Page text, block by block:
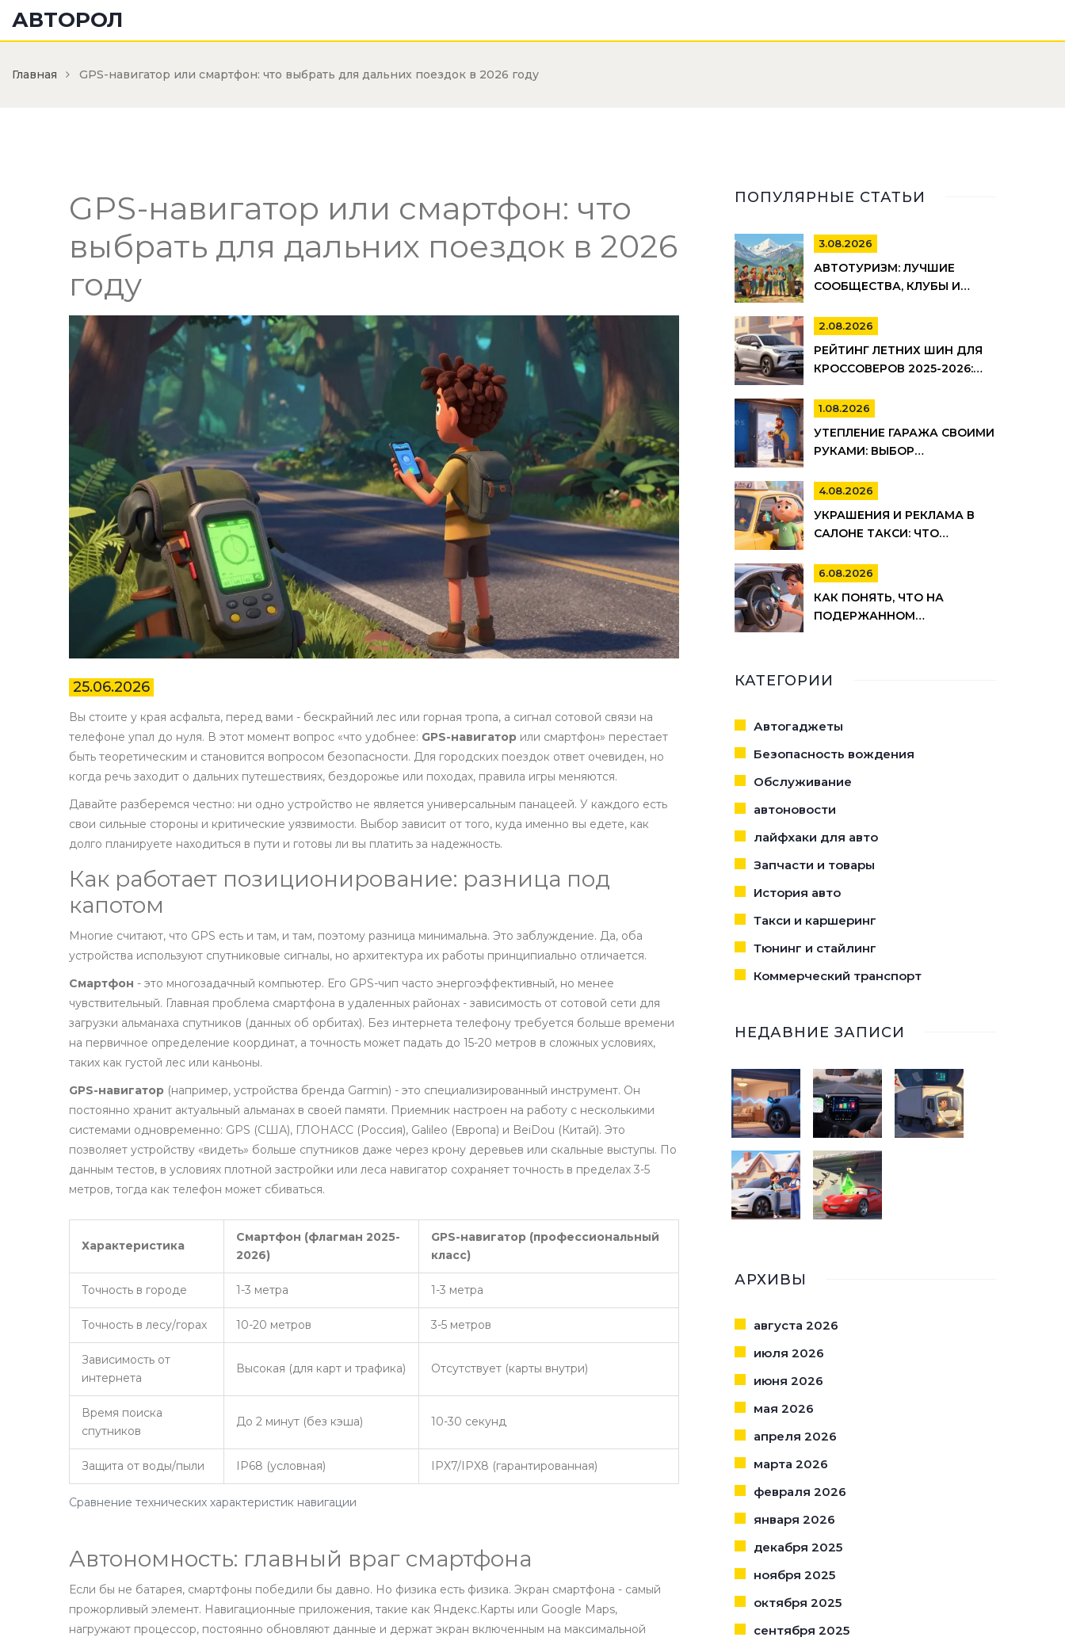
АВТОРОЛ
Главная GPS-навигатор или смартфон: что выбрать для дальних поездок в 2026 году
GPS-навигатор или смартфон: что
выбрать для дальних поездок в 2026
году
25.06.2026
Вы стоите у края асфальта, перед вами - бескрайний лес или горная тропа, а сигнал сотовой связи на
телефоне упал до нуля. В этот момент вопрос «что удобнее: GPS-навигатор или смартфон» перестает
быть теоретическим и становится вопросом безопасности. Для городских поездок ответ очевиден, но
когда речь заходит о дальних путешествиях, бездорожье или походах, правила игры меняются.
Давайте разберемся честно: ни одно устройство не является универсальным панацеей. У каждого есть
свои сильные стороны и критические уязвимости. Выбор зависит от того, куда именно вы едете, как
долго планируете находиться в пути и готовы ли вы платить за надежность.
Как работает позиционирование: разница под
капотом
Многие считают, что GPS есть и там, и там, поэтому разница минимальна. Это заблуждение. Да, оба
устройства используют спутниковые сигналы, но архитектура их работы принципиально отличается.
Смартфон - это многозадачный компьютер. Его GPS-чип часто энергоэффективный, но менее
чувствительный. Главная проблема смартфона в удаленных районах - зависимость от сотовой сети для
загрузки альманаха спутников (данных об орбитах). Без интернета телефону требуется больше времени
на первичное определение координат, а точность может падать до 15-20 метров в сложных условиях,
таких как густой лес или каньоны.
GPS-навигатор (например, устройства бренда Garmin) - это специализированный инструмент. Он
постоянно хранит актуальный альманах в своей памяти. Приемник настроен на работу с несколькими
системами одновременно: GPS (США), ГЛОНАСС (Россия), Galileo (Европа) и BeiDou (Китай). Это
позволяет устройству «видеть» больше спутников даже через крону деревьев или скальные выступы. По
данным тестов, в условиях плотной застройки или леса навигатор сохраняет точность в пределах 3-5
метров, тогда как телефон может сбиваться.
Сравнение технических характеристик навигации
Характеристика
Смартфон (флагман 2025-
2026)
GPS-навигатор (профессиональный
класс)
Точность в городе 1-3 метра 1-3 метра
Точность в лесу/горах 10-20 метров 3-5 метров
Зависимость от
интернета
Высокая (для карт и трафика) Отсутствует (карты внутри)
Время поиска
спутников
До 2 минут (без кэша) 10-30 секунд
Защита от воды/пыли IP68 (условная) IPX7/IPX8 (гарантированная)
Автономность: главный враг смартфона
Если бы не батарея, смартфоны победили бы давно. Но физика есть физика. Экран смартфона - самый
прожорливый элемент. Навигационные приложения, такие как Яндекс.Карты или Google Maps,
нагружают процессор, постоянно обновляют данные и держат экран включенным на максимальной
ПОПУЛЯРНЫЕ СТАТЬИ
3.08.2026
АВТОТУРИЗМ: ЛУЧШИЕ
СООБЩЕСТВА, КЛУБЫ И
НА АВТО
2.08.2026
РЕЙТИНГ ЛЕТНИХ ШИН ДЛЯ
КРОССОВЕРОВ 2025-2026:
УПРАВЛЯЕМОСТЬ
1.08.2026
УТЕПЛЕНИЕ ГАРАЖА СВОИМИ
РУКАМИ: ВЫБОР
ТЕХНОЛОГИЯ МОНТАЖА
4.08.2026
УКРАШЕНИЯ И РЕКЛАМА В
САЛОНЕ ТАКСИ: ЧТО
ПРАВИЛАМ ТАКСОПАРКОВ
6.08.2026
КАК ПОНЯТЬ, ЧТО НА
ПОДЕРЖАННОМ
КАТЕГОРИИ
Автогаджеты
Безопасность вождения
Обслуживание
автоновости
лайфхаки для авто
Запчасти и товары
История авто
Такси и каршеринг
Тюнинг и стайлинг
Коммерческий транспорт
НЕДАВНИЕ ЗАПИСИ
АРХИВЫ
августа 2026
июля 2026
июня 2026
мая 2026
апреля 2026
марта 2026
февраля 2026
января 2026
декабря 2025
ноября 2025
октября 2025
сентября 2025